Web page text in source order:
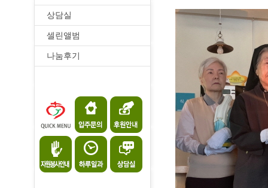
상담실
셀린앨범
나눔후기